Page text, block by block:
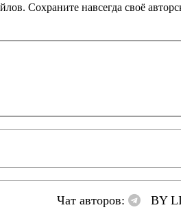
Сохраните навсегда своё
Чат авторов: BY